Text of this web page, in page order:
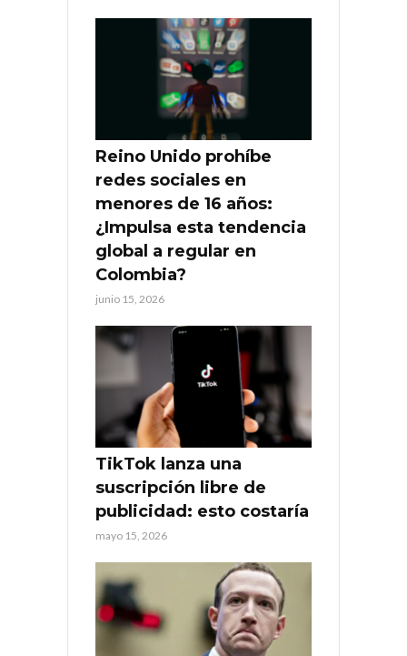
Reino Unido prohíbe
redes sociales en
menores de 16 años:
¿Impulsa esta tendencia
global a regular en
Colombia?
junio 15, 2026
TikTok lanza una
suscripción libre de
publicidad: esto costaría
mayo 15, 2026